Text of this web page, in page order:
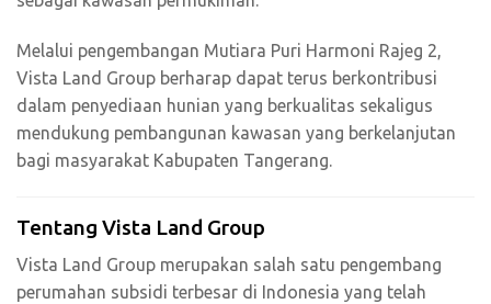
Melalui pengembangan Mutiara Puri Harmoni Rajeg 2,
Vista Land Group berharap dapat terus berkontribusi
dalam penyediaan hunian yang berkualitas sekaligus
mendukung pembangunan kawasan yang berkelanjutan
bagi masyarakat Kabupaten Tangerang.
Tentang Vista Land Group
Vista Land Group merupakan salah satu pengembang
perumahan subsidi terbesar di Indonesia yang telah